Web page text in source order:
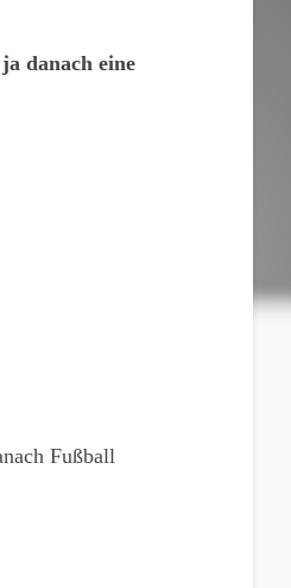
danach eine
Fußball